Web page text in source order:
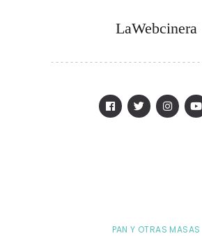
LaWebcinera
PAN Y OTRAS MASAS